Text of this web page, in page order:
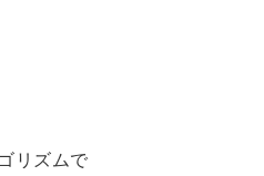
リズムで